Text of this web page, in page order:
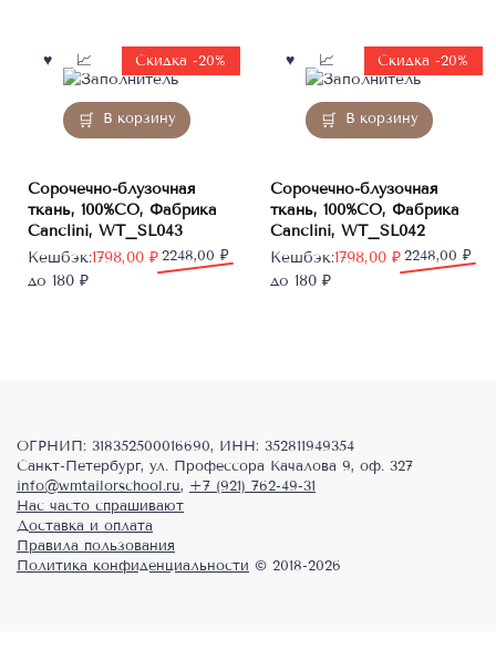
В корзину
Скидка -20%
Сорочечно-блузочная
ткань, 100%CO, Фабрика
Canclini, WT_SL043
2248,00 ₽
Первоначальная
цена
1798,00 ₽
Текущая
цена:
Кешбэк:
до 180 ₽
В корзину
Скидка -20%
Сорочечно-блузочная
ткань, 100%CO, Фабрика
Canclini, WT_SL042
2248,00 ₽
Первоначальная
цена
1798,00 ₽
Текущая
цена:
Кешбэк:
до 180 ₽
ОГРНИП: 318352500016690, ИНН: 352811949354
Санкт-Петербург, ул. Профессора Качалова 9, оф. 327
info@wmtailorschool.ru, +7 (921) 762-49-31
Нас часто спрашивают
Доставка и оплата
Правила пользования
Политика конфиденциальности © 2018-2026